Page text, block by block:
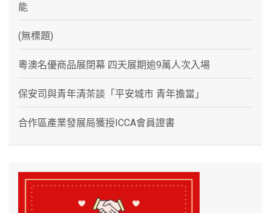
能
(無標題)
粵澳名優商品展閉幕 四天展期逾9萬人次入場
保安司與青年清茶談「平安城市 青年擔當」
合作區產業發展局獲授ICCA會員證書